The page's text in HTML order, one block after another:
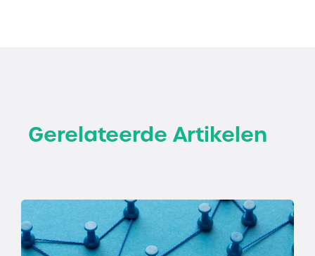
Gerelateerde Artikelen